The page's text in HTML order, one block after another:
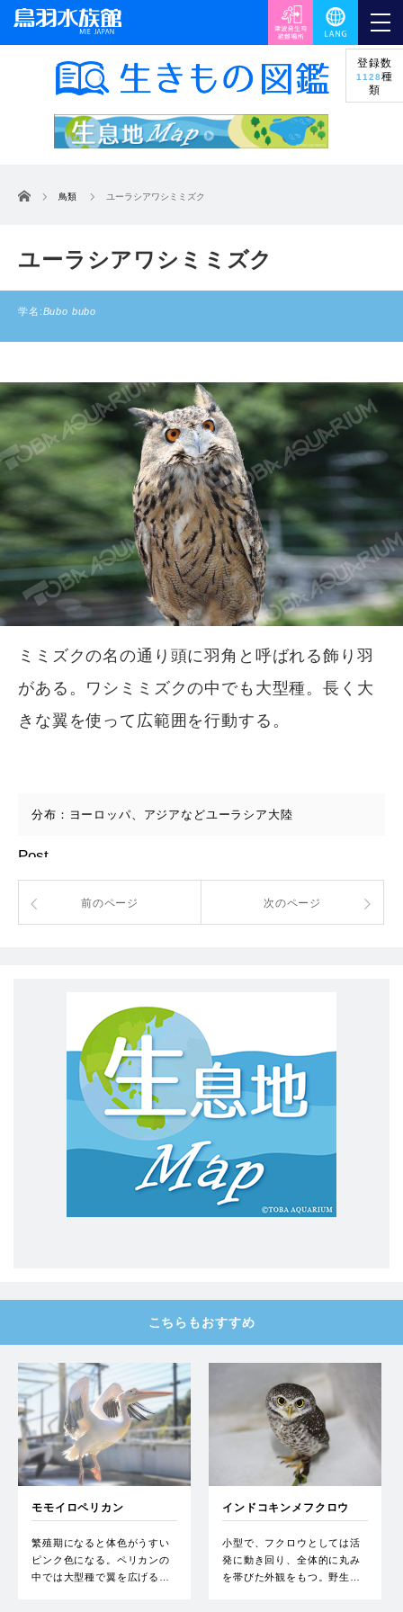
登録数
1128種
類
ホーム 鳥類 ユーラシアワシミミズク
ユーラシアワシミミズク
学名:Bubo bubo
ミミズクの名の通り頭に羽角と呼ばれる飾り羽
がある。ワシミミズクの中でも大型種。長く大
きな翼を使って広範囲を行動する。
分布：ヨーロッパ、アジアなどユーラシア大陸
Post
前のページ 次のページ
こちらもおすすめ
モモイロペリカン
繁殖期になると体色がうすい
ピンク色になる。ペリカンの
中では大型種で翼を広げる…
インドコキンメフクロウ
小型で、フクロウとしては活
発に動き回り、全体的に丸み
を帯びた外観をもつ。野生…